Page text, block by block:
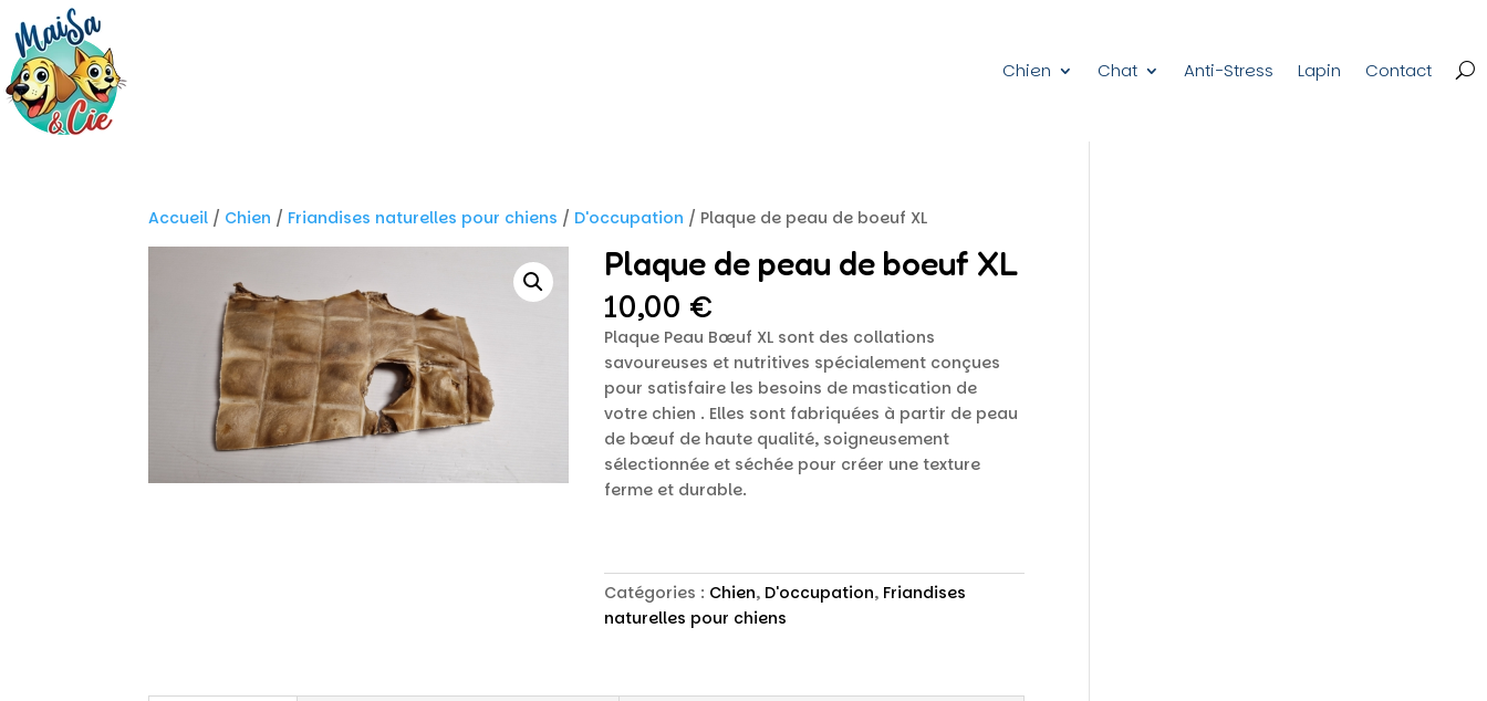
Chien Chat Anti-Stress Lapin Contact
Accueil / Chien / Friandises naturelles pour chiens / D'occupation / Plaque de peau de boeuf XL
Plaque de peau de boeuf XL
10,00 €
Plaque Peau Bœuf XL sont des collations
savoureuses et nutritives spécialement conçues
pour satisfaire les besoins de mastication de
votre chien . Elles sont fabriquées à partir de peau
de bœuf de haute qualité, soigneusement
sélectionnée et séchée pour créer une texture
ferme et durable.
Catégories : Chien, D'occupation, Friandises
naturelles pour chiens